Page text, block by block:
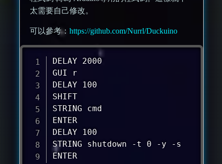
太需要自己修改。
可以參考：https://github.com/Nurrl/Duckuino
DELAY 2000
GUI r
DELAY 100
SHIFT
STRING cmd
ENTER
DELAY 100
STRING shutdown -t 0 -y -s
ENTER